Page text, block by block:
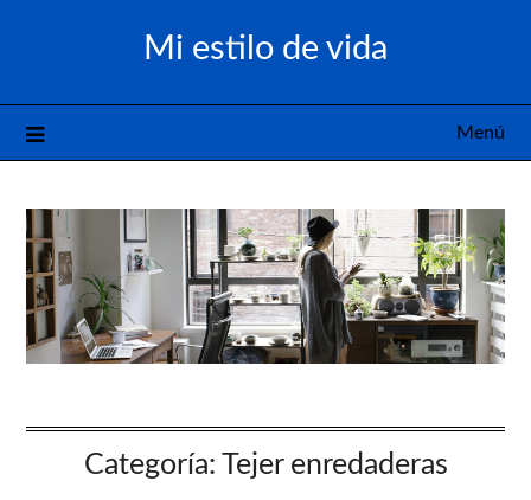
Mi estilo de vida
Menú
Categoría: Tejer enredaderas